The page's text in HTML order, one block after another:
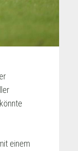
einem